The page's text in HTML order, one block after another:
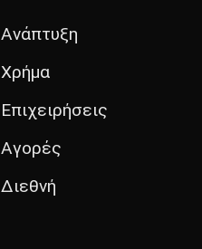
Ανάπτυξη
Χρήμα
Επιχειρήσεις
Αγορές
Διεθνή